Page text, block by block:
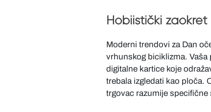
Hobiistički
Moderni trendovi za Dan
vrhunskog biciklizma. Vaša
digitalne kartice koje
trebala izgledati kao ploča.
trgovac razumije